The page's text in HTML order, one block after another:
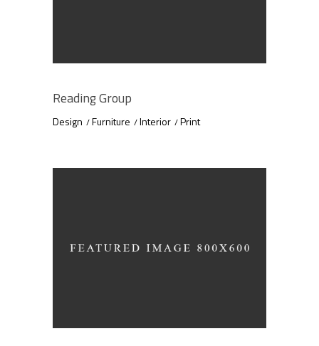
Reading Group
Design Furniture Interior Print